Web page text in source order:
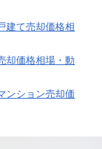
建て売却価格相
却価格相場・動
ンション売却価